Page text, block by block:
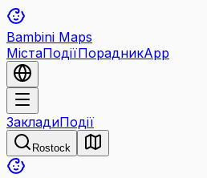
Bambini Maps
МістаПодіїПорадникApp
ЗакладиПодії
Rostock